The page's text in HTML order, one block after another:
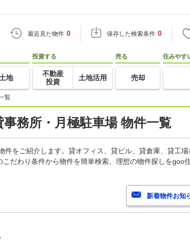
最近見た物件 0 保存した検索条件 0
土地
投資する
不動産
投資
土地活用
売る
売却
住みやす
覧
務所・月極駐車場 物件一覧
をご紹介します。貸オフィス、貸ビル、貸倉庫、貸工
だわり条件から物件を簡単検索。理想の物件探しをgoo